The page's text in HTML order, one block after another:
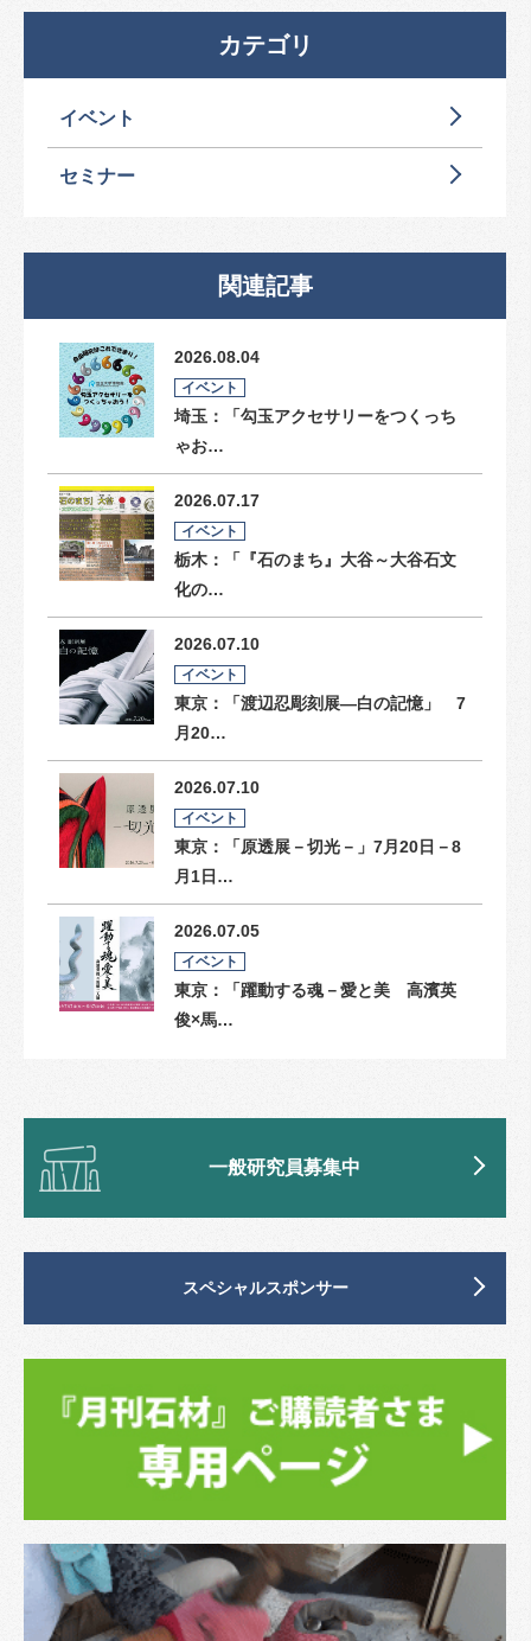
カテゴリ
イベント
セミナー
関連記事
2026.08.04
イベント
埼玉：「勾玉アクセサリーをつくっち
ゃお…
2026.07.17
イベント
栃木：「『石のまち』大谷～大谷石文
化の…
2026.07.10
イベント
東京：「渡辺忍彫刻展―白の記憶」 7
月20…
2026.07.10
イベント
東京：「原透展－切光－」7月20日－8
月1日…
2026.07.05
イベント
東京：「躍動する魂－愛と美 高濱英
俊×馬…
一般研究員募集中
スペシャルスポンサー